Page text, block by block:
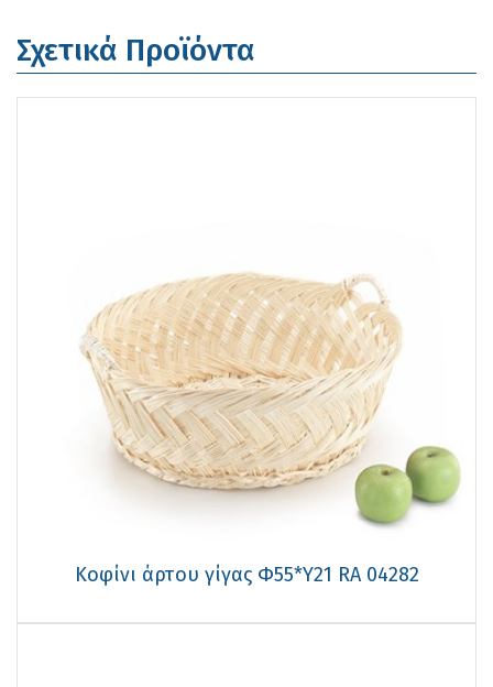
Σχετικά Προϊόντα
Κοφίνι άρτου γίγας Φ55*Υ21 RA 04282